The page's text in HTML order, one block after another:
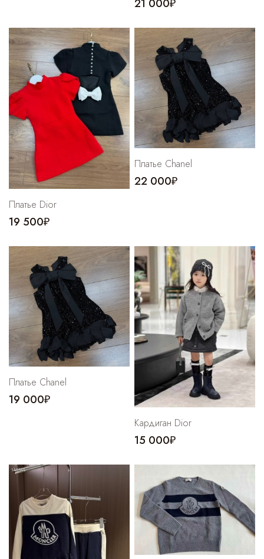
21 000₽
Платье Dior
19 500₽
Платье Chanel
22 000₽
Платье Chanel
19 000₽
Кардиган Dior
15 000₽